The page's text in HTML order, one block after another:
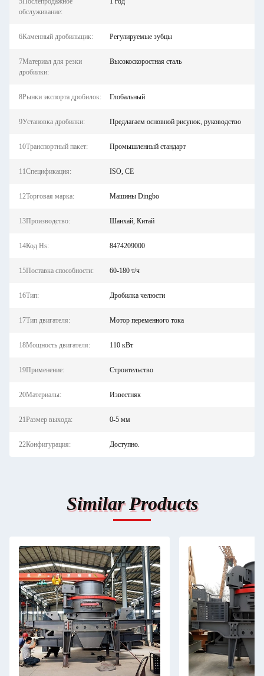
обслуживание:
6Каменный дробильщик: Регулируемые зубцы
7Материал для резки
дробилки:
Высокоскоростная сталь
8Рынки экспорта дробилок: Глобальный
9Установка дробилки: Предлагаем основной рисунок, руководство
10Транспортный пакет: Промышленный стандарт
11Спецификация: ISO, CE
12Торговая марка: Машины Dingbo
13Производство: Шанхай, Китай
14Код Hs: 8474209000
15Поставка способности: 60-180 т/ч
16Тип: Дробилка челюсти
17Тип двигателя: Мотор переменного тока
18Мощность двигателя: 110 кВт
19Применение: Строительство
20Материалы: Известняк
21Размер выхода: 0-5 мм
22Конфигурация: Доступно.
Similar Products